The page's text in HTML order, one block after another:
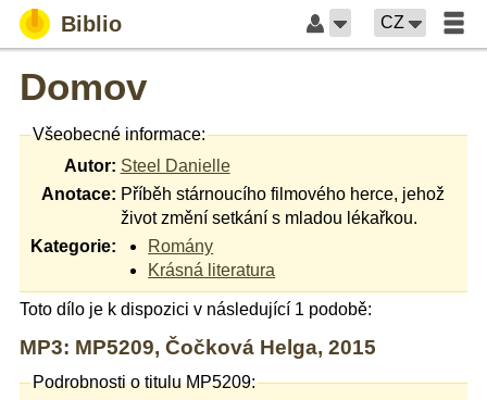
Biblio CZ
Domov
Všeobecné informace:
Autor: Steel Danielle
Anotace: Příběh stárnoucího filmového herce, jehož
život změní setkání s mladou lékařkou.
Kategorie:
Romány
Krásná literatura
Toto dílo je k dispozici v následující 1 podobě:
MP3: MP5209, Čočková Helga, 2015
Podrobnosti o titulu MP5209: